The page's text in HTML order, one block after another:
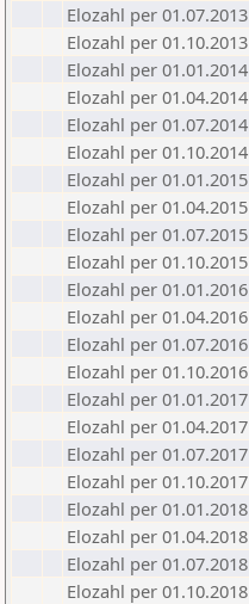
Elozahl per 01.07.2013
Elozahl per 01.10.2013
Elozahl per 01.01.2014
Elozahl per 01.04.2014
Elozahl per 01.07.2014
Elozahl per 01.10.2014
Elozahl per 01.01.2015
Elozahl per 01.04.2015
Elozahl per 01.07.2015
Elozahl per 01.10.2015
Elozahl per 01.01.2016
Elozahl per 01.04.2016
Elozahl per 01.07.2016
Elozahl per 01.10.2016
Elozahl per 01.01.2017
Elozahl per 01.04.2017
Elozahl per 01.07.2017
Elozahl per 01.10.2017
Elozahl per 01.01.2018
Elozahl per 01.04.2018
Elozahl per 01.07.2018
Elozahl per 01.10.2018